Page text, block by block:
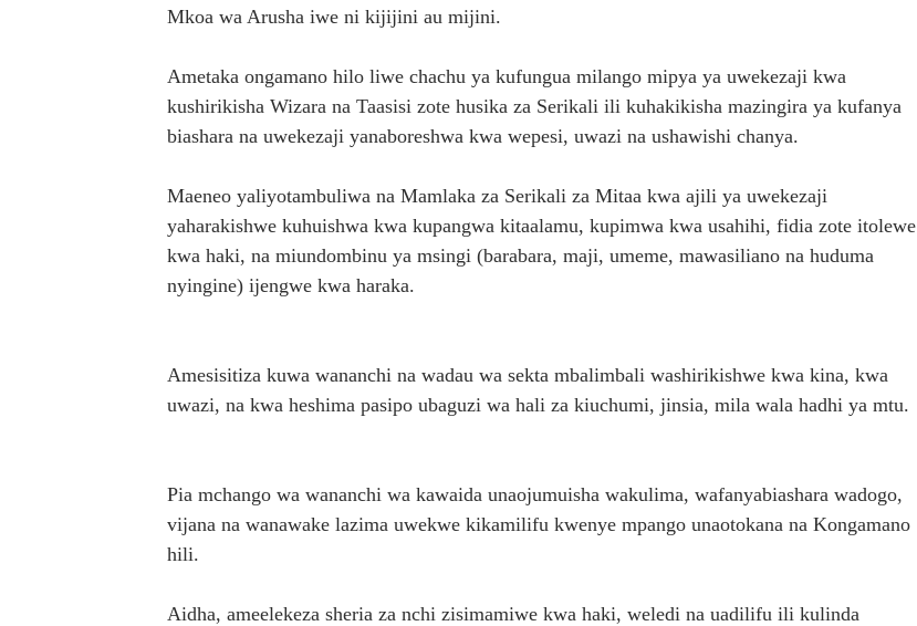
Mkoa wa Arusha iwe ni kijijini au mijini.
Ametaka ongamano hilo liwe chachu ya kufungua milango mipya ya uwekezaji kwa
kushirikisha Wizara na Taasisi zote husika za Serikali ili kuhakikisha mazingira ya kufanya
biashara na uwekezaji yanaboreshwa kwa wepesi, uwazi na ushawishi chanya.
Maeneo yaliyotambuliwa na Mamlaka za Serikali za Mitaa kwa ajili ya uwekezaji
yaharakishwe kuhuishwa kwa kupangwa kitaalamu, kupimwa kwa usahihi, fidia zote itolewe
kwa haki, na miundombinu ya msingi (barabara, maji, umeme, mawasiliano na huduma
nyingine) ijengwe kwa haraka.
Amesisitiza kuwa wananchi na wadau wa sekta mbalimbali washirikishwe kwa kina, kwa
uwazi, na kwa heshima pasipo ubaguzi wa hali za kiuchumi, jinsia, mila wala hadhi ya mtu.
Pia mchango wa wananchi wa kawaida unaojumuisha wakulima, wafanyabiashara wadogo,
vijana na wanawake lazima uwekwe kikamilifu kwenye mpango unaotokana na Kongamano
hili.
Aidha, ameelekeza sheria za nchi zisimamiwe kwa haki, weledi na uadilifu ili kulinda